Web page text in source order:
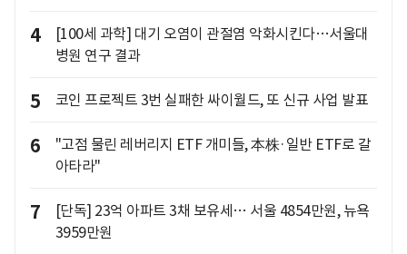
4
[100세 과학] 대기 오염이 관절염 악화시킨다…서울대
병원 연구 결과
5 코인 프로젝트 3번 실패한 싸이월드, 또 신규 사업 발표
6
"고점 물린 레버리지 ETF 개미들, 本株·일반 ETF로 갈
아타라"
7
[단독] 23억 아파트 3채 보유세… 서울 4854만원, 뉴욕
3959만원